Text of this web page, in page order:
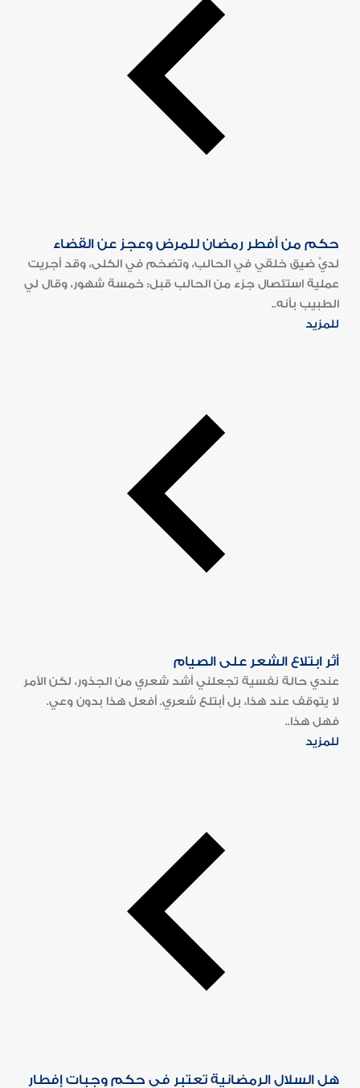
حكم من أفطر رمضان للمرض وعجز عن القضاء
لديَّ ضيق خلقي في الحالب، وتضخم في الكلى، وقد أجريت
عملية استئصال جزء من الحالب قبل: خمسة شهور، وقال لي
الطبيب بأنه..
للمزيد
أثر ابتلاع الشعر على الصيام
عندي حالة نفسية تجعلني أشد شعري من الجذور، لكن الأمر
لا يتوقف عند هذا، بل أبتلع شعري. أفعل هذا بدون وعي.
فهل هذا..
للمزيد
هل السلال الرمضانية تعتبر في حكم وجبات إفطار